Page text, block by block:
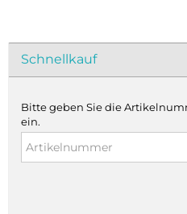
Schnellkauf
Bitte geben Sie die
ein.